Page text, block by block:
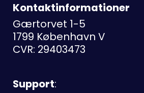
Kontaktinformationer
Gærtorvet 1-5
1799 København V
CVR: 29403473
Support: